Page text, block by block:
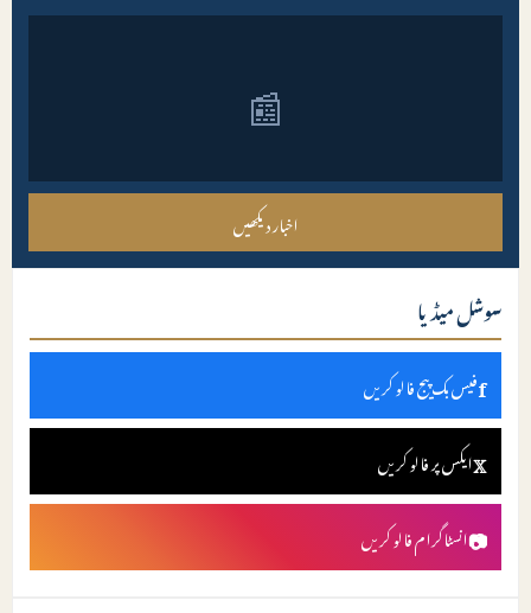
📰
اخبار دیکھیں
سوشل میڈیا
fفیس بک پیج فالو کریں
𝕏ایکس پر فالو کریں
📷انسٹاگرام فالو کریں